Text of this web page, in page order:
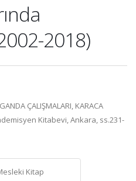
2018)
ÇALIŞMALARI, KARACA
Kitabevi, Ankara, ss.231-
Kitap